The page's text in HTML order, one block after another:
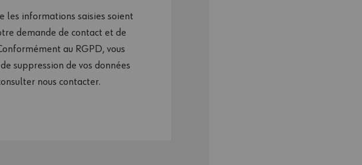
les informations saisies soient
demande de contact et de
au RGPD, vous
suppression de vos données
nous contacter.